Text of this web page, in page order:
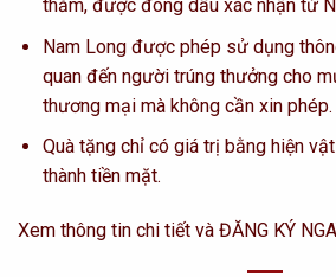
thăm, được đóng dấu xác nhận từ
Nam Long được phép sử dụng
quan đến người trúng thưởng cho
thương mại mà không cần xin phép.
Quà tặng chỉ có giá trị bằng hiện
thành tiền mặt.
Xem thông tin chi tiết và ĐĂNG KÝ